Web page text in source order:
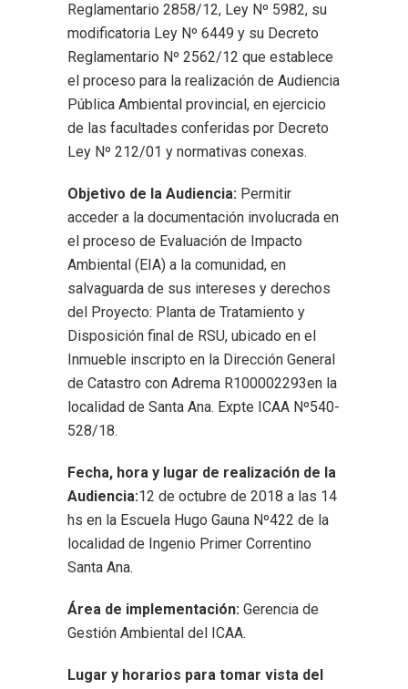
Reglamentario 2858/12, Ley Nº 5982, su
modificatoria Ley Nº 6449 y su Decreto
Reglamentario Nº 2562/12 que establece
el proceso para la realización de Audiencia
Pública Ambiental provincial, en ejercicio
de las facultades conferidas por Decreto
Ley Nº 212/01 y normativas conexas.
Objetivo de la Audiencia: Permitir
acceder a la documentación involucrada en
el proceso de Evaluación de Impacto
Ambiental (EIA) a la comunidad, en
salvaguarda de sus intereses y derechos
del Proyecto: Planta de Tratamiento y
Disposición final de RSU, ubicado en el
Inmueble inscripto en la Dirección General
de Catastro con Adrema R100002293en la
localidad de Santa Ana. Expte ICAA Nº540-
528/18.
Fecha, hora y lugar de realización de la
Audiencia:12 de octubre de 2018 a las 14
hs en la Escuela Hugo Gauna Nº422 de la
localidad de Ingenio Primer Correntino
Santa Ana.
Área de implementación: Gerencia de
Gestión Ambiental del ICAA.
Lugar y horarios para tomar vista del